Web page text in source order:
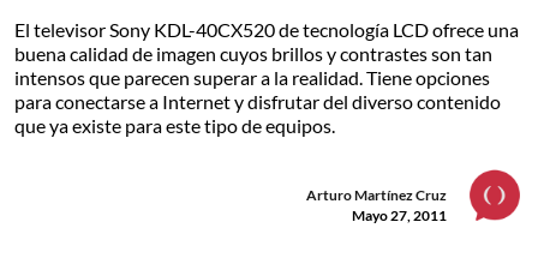
El televisor Sony KDL-40CX520 de tecnología LCD ofrece una
buena calidad de imagen cuyos brillos y contrastes son tan
intensos que parecen superar a la realidad. Tiene opciones
para conectarse a Internet y disfrutar del diverso contenido
que ya existe para este tipo de equipos.
Arturo Martínez Cruz
Mayo 27, 2011